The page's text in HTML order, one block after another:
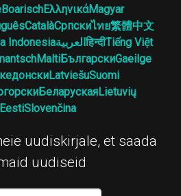
BoarischΕλληνικάMagyar
CatalàСрпскиไทย繁體中文
Indonesiaالعربيةहिन्दीTiếng Việt
MaltiБългарскиGaeilge
LatviešuSuomi
БеларускаяLietuvių
EestiSlovenčina
uudiskirjale, et saada
uudiseid